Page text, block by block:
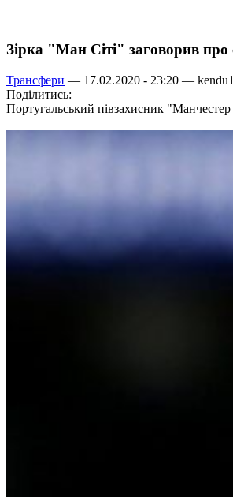
Зірка "Ман Сіті" заговорив про
Трансфери — 17.02.2020 - 23:20 —
Поділитись:
Португальський півзахисник "Манчестер